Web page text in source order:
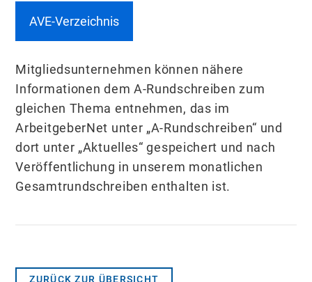
AVE-Verzeichnis
Mitgliedsunternehmen können nähere
Informationen dem A-Rundschreiben zum
gleichen Thema entnehmen, das im
ArbeitgeberNet unter „A-Rundschreiben“ und
dort unter „Aktuelles“ gespeichert und nach
Veröffent­lichung in unserem monatlichen
Gesamtrundschreiben enthalten ist.
ZURÜCK ZUR ÜBERSICHT